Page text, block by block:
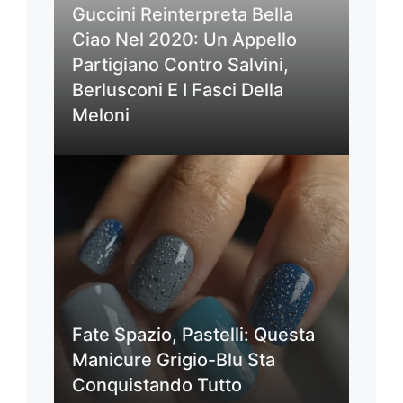
Guccini Reinterpreta Bella
Ciao Nel 2020: Un Appello
Partigiano Contro Salvini,
Berlusconi E I Fasci Della
Meloni
Fate Spazio, Pastelli: Questa
Manicure Grigio-Blu Sta
Conquistando Tutto